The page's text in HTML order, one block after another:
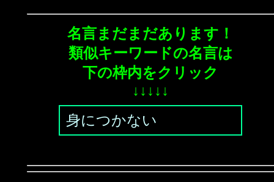
名言まだまだあります！
類似キーワードの名言は
下の枠内をクリック
↓↓↓↓↓
身につかない